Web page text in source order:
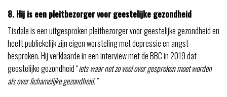
8. Hij is een pleitbezorger voor geestelijke gezondheid
Tisdale is een uitgesproken pleitbezorger voor geestelijke gezondheid en
heeft publiekelijk zijn eigen worsteling met depressie en angst
besproken. Hij verklaarde in een interview met de BBC in 2019 dat
geestelijke gezondheid “iets waar net zo veel over gesproken moet worden
als over lichamelijke gezondheid.”